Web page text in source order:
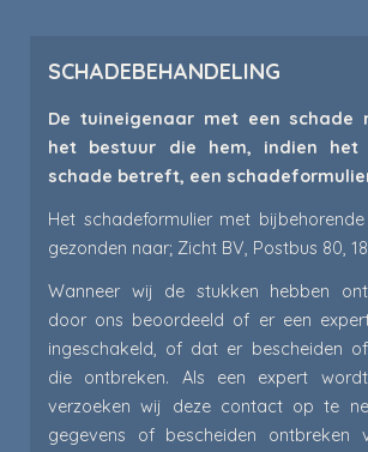
SCHADEBEHANDELING
De tuineigenaar met een schade
het bestuur die hem, indien het
schade betreft, een
Het schadeformulier met
gezonden naar; Zicht BV, Postbus 80,
Wanneer wij de stukken hebben
door ons beoordeeld of er een
ingeschakeld, of dat er bescheiden
die ontbreken. Als een expert wordt
verzoeken wij deze contact op te
gegevens of bescheiden ontbreken